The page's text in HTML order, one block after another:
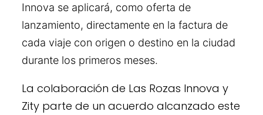
Innova se aplicará, como oferta de
lanzamiento, directamente en la factura de
cada viaje con origen o destino en la ciudad
durante los primeros meses.
La colaboración de Las Rozas Innova y
Zity parte de un acuerdo alcanzado este